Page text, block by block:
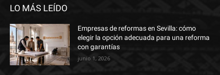
LO MÁS LEÍDO
Empresas de reformas en Sevilla: cómo
elegir la opción adecuada para una reforma
con garantías
junio 1, 2026